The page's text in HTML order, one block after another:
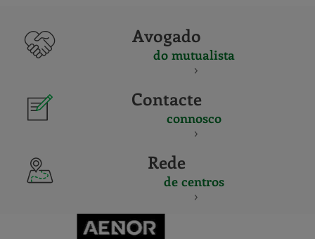
Avogado
do mutualista
Contacte
connosco
Rede
de centros